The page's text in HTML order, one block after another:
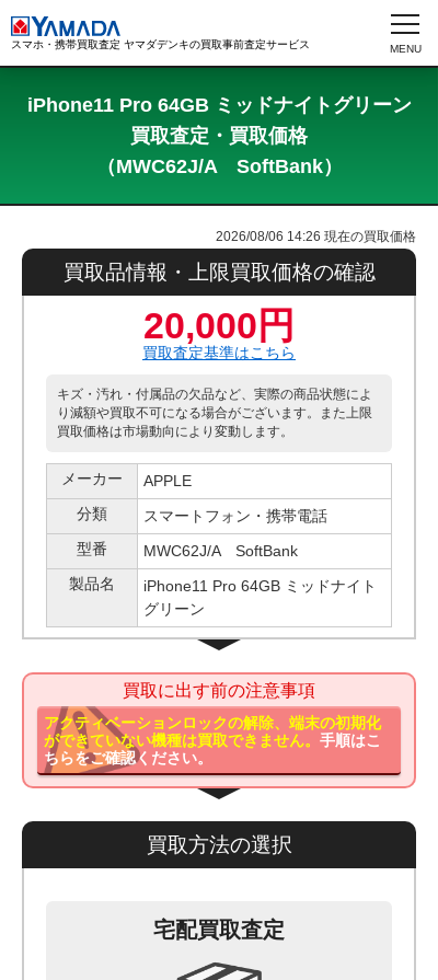
スマホ・携帯買取査定 ヤマダデンキの買取事前査定サービス
iPhone11 Pro 64GB ミッドナイトグリーン
買取査定・買取価格
（MWC62J/A SoftBank）
2026/08/06 14:26 現在の買取価格
買取品情報・上限買取価格の確認
20,000円
買取査定基準はこちら
キズ・汚れ・付属品の欠品など、実際の商品状態によ
り減額や買取不可になる場合がございます。また上限
買取価格は市場動向により変動します。
メーカー
APPLE
分類
スマートフォン・携帯電話
型番
MWC62J/A SoftBank
製品名
iPhone11 Pro 64GB ミッドナイト
グリーン
買取に出す前の注意事項
アクティベーションロックの解除、端末の初期化
ができていない機種は買取できません。手順はこ
ちらをご確認ください。
買取方法の選択
宅配買取査定